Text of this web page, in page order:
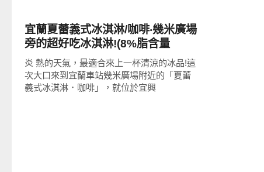
宜蘭夏蕾義式冰淇淋/咖啡‧幾米廣場
旁的超好吃冰淇淋!(8%脂含量
Gelato百分百新鮮水果製作)
炎 熱的天氣，最適合來上一杯清涼的冰品!這
次大口來到宜蘭車站幾米廣場附近的「夏蕾
義式冰淇淋．咖啡」，就位於宜興